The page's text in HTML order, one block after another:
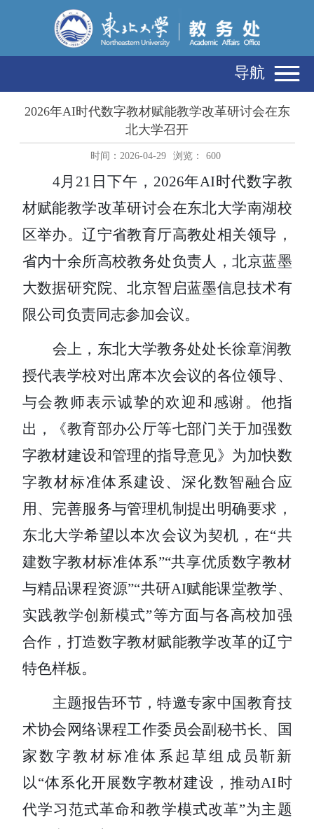
导航
2026年AI时代数字教材赋能教学改革研讨会在东
北大学召开
时间：2026-04-29 浏览： 600
4月21日下午，2026年AI时代数字教
材赋能教学改革研讨会在东北大学南湖校
区举办。辽宁省教育厅高教处相关领导，
省内十余所高校教务处负责人，北京蓝墨
大数据研究院、北京智启蓝墨信息技术有
限公司负责同志参加会议。
会上，东北大学教务处处长徐章润教
授代表学校对出席本次会议的各位领导、
与会教师表示诚挚的欢迎和感谢。他指
出，
《教育部办公厅等七部门关于加强数
字教材建设和管理的指导意见》为加快数
字教材标准体系建设、深化数智融合应
用、完善服务与管理机制提出明确要求，
东北大学希望以本次会议为契机，在“共
建数字教材标准体系”“共享优质数字教材
与精品课程资源”“共研AI赋能课堂教学、
实践教学创新模式”等方面与各高校加强
合作，打造数字教材赋能教学改革的辽宁
特色样板。
主题报告环节，特邀专家中国教育技
术协会网络课程工作委员会副秘书长、国
家数字教材标准体系起草组成员靳新
以“体系化开展数字教材建设，推动AI时
代学习范式革命和教学模式改革”为主题